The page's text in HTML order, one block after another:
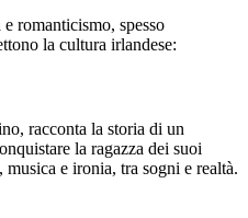
romanticismo, spesso
la cultura irlandese:
racconta la storia di un
la ragazza dei suoi
e ironia, tra sogni e realtà.